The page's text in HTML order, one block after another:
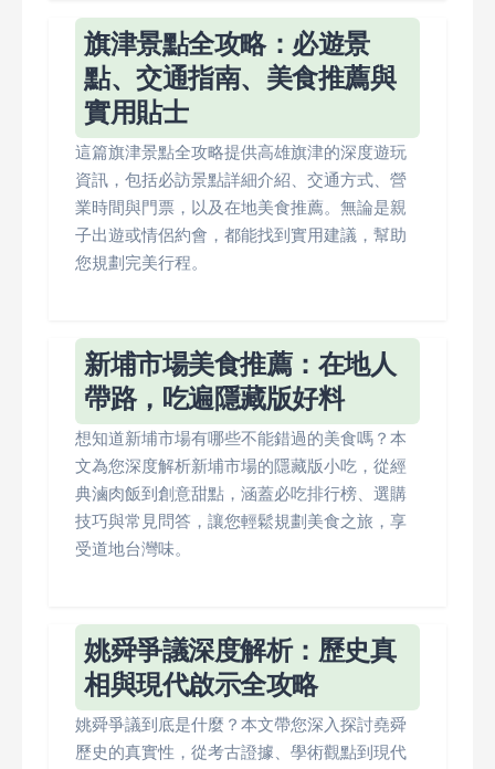
旗津景點全攻略：必遊景
點、交通指南、美食推薦與
實用貼士
這篇旗津景點全攻略提供高雄旗津的深度遊玩
資訊，包括必訪景點詳細介紹、交通方式、營
業時間與門票，以及在地美食推薦。無論是親
子出遊或情侶約會，都能找到實用建議，幫助
您規劃完美行程。
新埔市場美食推薦：在地人
帶路，吃遍隱藏版好料
想知道新埔市場有哪些不能錯過的美食嗎？本
文為您深度解析新埔市場的隱藏版小吃，從經
典滷肉飯到創意甜點，涵蓋必吃排行榜、選購
技巧與常見問答，讓您輕鬆規劃美食之旅，享
受道地台灣味。
姚舜爭議深度解析：歷史真
相與現代啟示全攻略
姚舜爭議到底是什麼？本文帶您深入探討堯舜
歷史的真實性，從考古證據、學術觀點到現代